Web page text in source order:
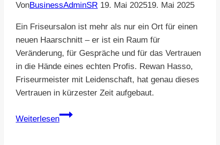
VonBusinessAdminSR 19. Mai 202519. Mai 2025
Ein Friseursalon ist mehr als nur ein Ort für einen
neuen Haarschnitt – er ist ein Raum für
Veränderung, für Gespräche und für das Vertrauen
in die Hände eines echten Profis. Rewan Hasso,
Friseurmeister mit Leidenschaft, hat genau dieses
Vertrauen in kürzester Zeit aufgebaut.
Weiterlesen
Rewan